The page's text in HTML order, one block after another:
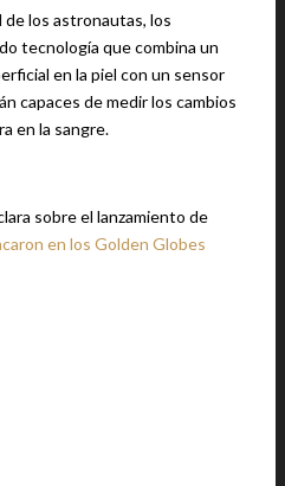
de los astronautas, los
tecnología que combina un
en la piel con un sensor
capaces de medir los cambios
en la sangre.
sobre el lanzamiento de
en los Golden Globes